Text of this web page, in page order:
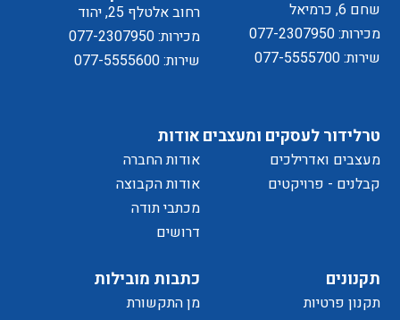
של
שחם 6, כרמיאל
מכירות: 077-2307950
שירות: 077-5555700
תקנונים
תקנון פרטיות
כתבות מובילות
מן התקשורת
רחוב אלטלף 25, יהוד
מכירות: 077-2307950
שירות: 077-5555600
אודות
אודות החברה
אודות הקבוצה
מכתבי תודה
דרושים
טרלידור לעסקים ומעצבים
מעצבים ואדרילכים
קבלנים - פרויקטים